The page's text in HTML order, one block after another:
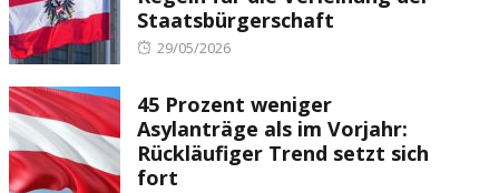
Staatsbürgerschaft
Posted
29/05/2026
45 Prozent weniger
Asylanträge als im Vorjahr:
Rückläufiger Trend setzt sich
fort